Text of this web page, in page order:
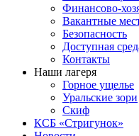
Финансово-
Вакантные
Безопасность
Доступная
Контакты
Наши лагеря
Горное ущелье
Уральские зори
Скиф
КСБ «Стригунок»